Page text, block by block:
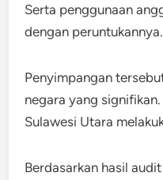
Serta penggunaan
dengan peruntukannya.
Penyimpangan
negara yang
Sulawesi Utara
Berdasarkan hasil